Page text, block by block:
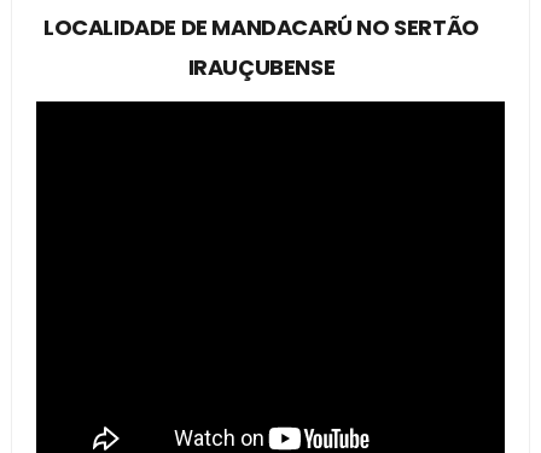
LOCALIDADE DE MANDACARÚ NO SERTÃO
IRAUÇUBENSE